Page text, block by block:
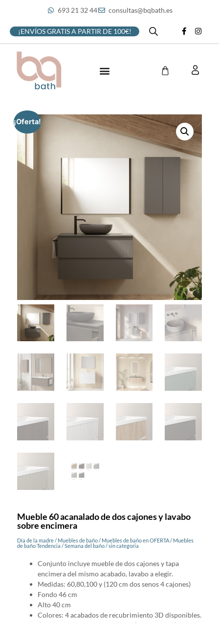
693 21 32 44 consultas@bqbath.es
¡ENVÍOS GRATIS A PARTIR DE 100€!
¡Oferta!
Mueble 60 acanalado de dos cajones y lavabo
sobre encimera
Día de la madre / Muebles de baño / Muebles de baño en OFERTA / Muebles
de baño Tendencia /Semana del baño /sin categoria
Conjunto incluye mueble de dos cajones y tapa
encimera del mismo acabado, lavabo a elegir.
Medidas: 60,80,100 y (120 cm dos senos 4 cajones)
Fondo 46 cm
Alto 40 cm
Colores: 4 acabados de recubrimiento 3D disponibles.